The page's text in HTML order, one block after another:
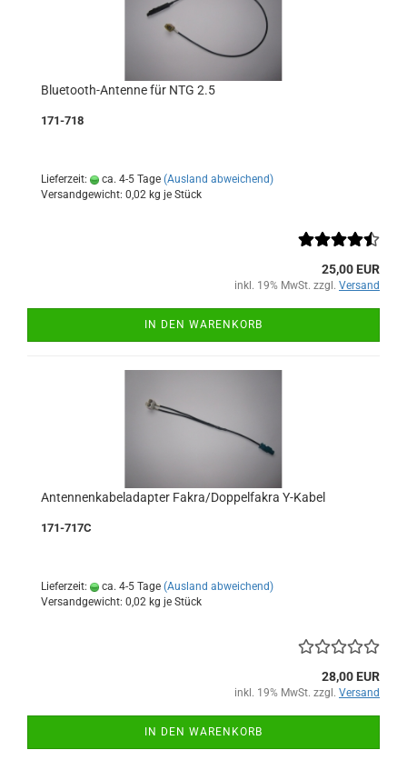
Bluetooth-Antenne für NTG 2.5
171-718
Lieferzeit: ca. 4-5 Tage (Ausland abweichend)
Versandgewicht: 0,02 kg je Stück
25,00 EUR
inkl. 19% MwSt. zzgl. Versand
IN DEN WARENKORB
Antennenkabeladapter Fakra/Doppelfakra Y-Kabel
171-717C
Lieferzeit: ca. 4-5 Tage (Ausland abweichend)
Versandgewicht: 0,02 kg je Stück
28,00 EUR
inkl. 19% MwSt. zzgl. Versand
IN DEN WARENKORB